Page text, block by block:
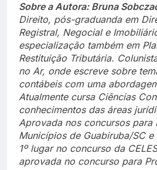
Sobre a Autora: Bruna
Direito, pós-graduanda em
Registral, Negocial e
especialização também em
Restituição Tributária.
no Ar, onde escreve sobre
contábeis com uma
Atualmente cursa Ciências
conhecimentos das áreas
Aprovada nos concursos para
Municípios de Guabiruba/SC e
1º lugar no concurso da
aprovada no concurso para